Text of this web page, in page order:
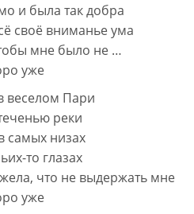
и была так добра
своё вниманье ума
мне было не …
уже
веселом Пари
реки
самых низах
то глазах
что не выдержать мне
уже